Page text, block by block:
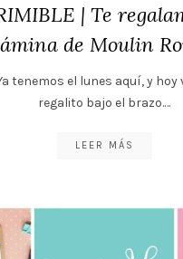
| Te
de Moulin
tenemos el lunes aquí, y
regalito bajo el brazo.…
LEER MÁS